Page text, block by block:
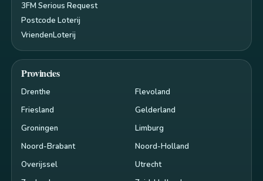
3FM Serious Request
Postcode Loterij
VriendenLoterij
Provincies
Drenthe
Flevoland
Friesland
Gelderland
Groningen
Limburg
Noord-Brabant
Noord-Holland
Overijssel
Utrecht